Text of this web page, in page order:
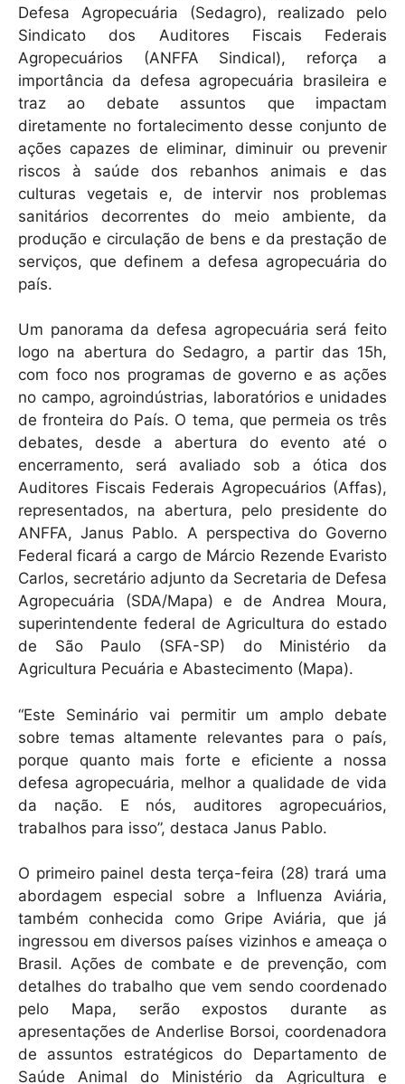
Defesa Agropecuária (Sedagro), realizado pelo
Sindicato dos Auditores Fiscais Federais
Agropecuários (ANFFA Sindical), reforça a
importância da defesa agropecuária brasileira e
traz ao debate assuntos que impactam
diretamente no fortalecimento desse conjunto de
ações capazes de eliminar, diminuir ou prevenir
riscos à saúde dos rebanhos animais e das
culturas vegetais e, de intervir nos problemas
sanitários decorrentes do meio ambiente, da
produção e circulação de bens e da prestação de
serviços, que definem a defesa agropecuária do
país.
Um panorama da defesa agropecuária será feito
logo na abertura do Sedagro, a partir das 15h,
com foco nos programas de governo e as ações
no campo, agroindústrias, laboratórios e unidades
de fronteira do País. O tema, que permeia os três
debates, desde a abertura do evento até o
encerramento, será avaliado sob a ótica dos
Auditores Fiscais Federais Agropecuários (Affas),
representados, na abertura, pelo presidente do
ANFFA, Janus Pablo. A perspectiva do Governo
Federal ficará a cargo de Márcio Rezende Evaristo
Carlos, secretário adjunto da Secretaria de Defesa
Agropecuária (SDA/Mapa) e de Andrea Moura,
superintendente federal de Agricultura do estado
de São Paulo (SFA-SP) do Ministério da
Agricultura Pecuária e Abastecimento (Mapa).
“Este Seminário vai permitir um amplo debate
sobre temas altamente relevantes para o país,
porque quanto mais forte e eficiente a nossa
defesa agropecuária, melhor a qualidade de vida
da nação. E nós, auditores agropecuários,
trabalhos para isso”, destaca Janus Pablo.
O primeiro painel desta terça-feira (28) trará uma
abordagem especial sobre a Influenza Aviária,
também conhecida como Gripe Aviária, que já
ingressou em diversos países vizinhos e ameaça o
Brasil. Ações de combate e de prevenção, com
detalhes do trabalho que vem sendo coordenado
pelo Mapa, serão expostos durante as
apresentações de Anderlise Borsoi, coordenadora
de assuntos estratégicos do Departamento de
Saúde Animal do Ministério da Agricultura e